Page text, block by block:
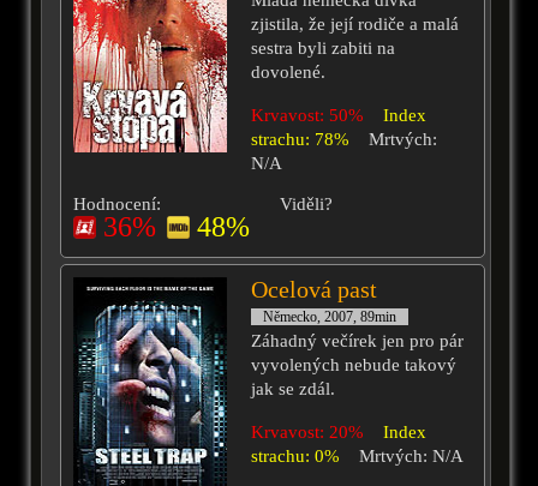
zjistila, že její rodiče a malá
sestra byli zabiti na
dovolené.
Krvavost: 50%
Index
strachu: 78%
Mrtvých:
N/A
Hodnocení:
36% 48%
Viděli?
Ocelová past
Německo, 2007, 89min
Záhadný večírek jen pro pár
vyvolených nebude takový
jak se zdál.
Krvavost: 20%
Index
strachu: 0%
Mrtvých: N/A